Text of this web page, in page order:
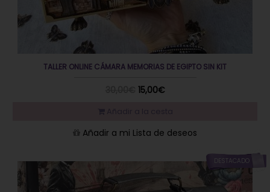
TALLER ONLINE CÁMARA MEMORIAS DE EGIPTO SIN KIT
15,00€
Añadir a mi Lista de deseos
DESTACADO